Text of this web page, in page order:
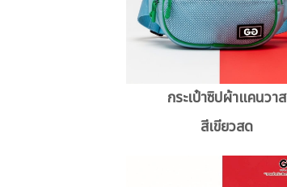
กระเป๋าซิปผ้าแคนวาส
สีเขียวสด